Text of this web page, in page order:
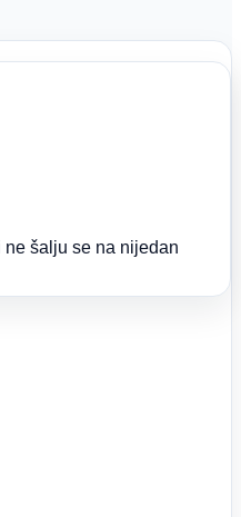
šalju se na nijedan